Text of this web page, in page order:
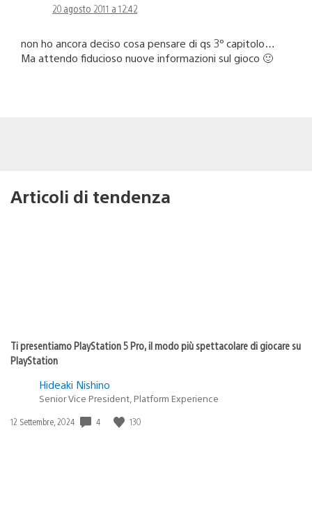
20 agosto 2011 a 12:42
non ho ancora deciso cosa pensare di qs 3º capitolo…
Ma attendo fiducioso nuove informazioni sul gioco 🙂
Articoli di tendenza
Ti presentiamo PlayStation 5 Pro, il modo più spettacolare di giocare su
PlayStation
Hideaki Nishino
Senior Vice President, Platform Experience
Data
12 Settembre, 2024 4 130